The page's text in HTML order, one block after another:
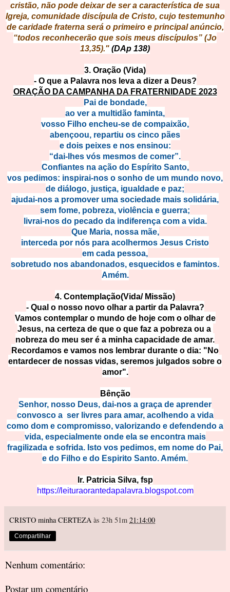
cristão, não pode deixar de ser a característica de sua
Igreja, comunidade discípula de Cristo, cujo testemunho
de caridade fraterna será o primeiro e principal anúncio,
“todos reconhecerão que sois meus discípulos” (Jo
13,35)." (DAp 138)
3. Oração (Vida)
- O que a Palavra nos leva a dizer a Deus?
ORAÇÃO DA CAMPANHA DA FRATERNIDADE 2023
Pai de bondade,
ao ver a multidão faminta,
vosso Filho encheu-se de compaixão,
abençoou, repartiu os cinco pães
e dois peixes e nos ensinou:
“dai-lhes vós mesmos de comer”.
Confiantes na ação do Espírito Santo,
vos pedimos: inspirai-nos o sonho de um mundo novo,
de diálogo, justiça, igualdade e paz;
ajudai-nos a promover uma sociedade mais solidária,
sem fome, pobreza, violência e guerra;
livrai-nos do pecado da indiferença com a vida.
Que Maria, nossa mãe,
interceda por nós para acolhermos Jesus Cristo
em cada pessoa,
sobretudo nos abandonados, esquecidos e famintos.
Amém.
4. Contemplação(Vida/ Missão)
- Qual o nosso novo olhar a partir da Palavra?
Vamos contemplar o mundo de hoje com o olhar de
Jesus, na certeza de que o que faz a pobreza ou a
nobreza do meu ser é a minha capacidade de amar.
Recordamos e vamos nos lembrar durante o dia: "No
entardecer de nossas vidas, seremos julgados sobre o
amor".
Bênção
Senhor, nosso Deus, dai-nos a graça de aprender
convosco a ser livres para amar, acolhendo a vida
como dom e compromisso, valorizando e defendendo a
vida, especialmente onde ela se encontra mais
fragilizada e sofrida. Isto vos pedimos, em nome do Pai,
e do Filho e do Espirito Santo. Amém.
Ir. Patricia Silva, fsp
https://leituraorantedapalavra.blogspot.com
CRISTO minha CERTEZA às 23h 51m 21:14:00
Compartilhar
Nenhum comentário:
Postar um comentário